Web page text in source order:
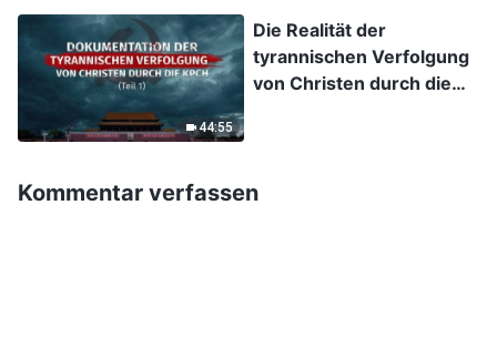
einer schwerkranken
Christin: Verfolgung auf
der Intensivstation
44:55
Die Realität der
tyrannischen Verfolgung
von Christen durch die
von Christen durch die
Kommentar verfassen